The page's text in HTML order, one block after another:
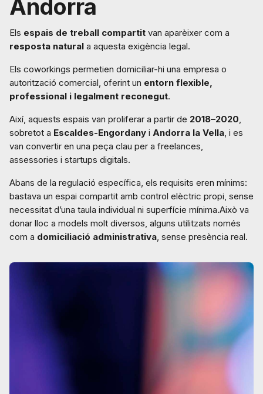
Andorra
Els espais de treball compartit van aparèixer com a
resposta natural a aquesta exigència legal.
Els coworkings permetien domiciliar-hi una empresa o
autorització comercial, oferint un entorn flexible,
professional i legalment reconegut.
Així, aquests espais van proliferar a partir de 2018–2020,
sobretot a Escaldes-Engordany i Andorra la Vella, i es
van convertir en una peça clau per a freelances,
assessories i startups digitals.
Abans de la regulació específica, els requisits eren mínims:
bastava un espai compartit amb control elèctric propi, sense
necessitat d’una taula individual ni superfície mínima.Això va
donar lloc a models molt diversos, alguns utilitzats només
com a domiciliació administrativa, sense presència real.